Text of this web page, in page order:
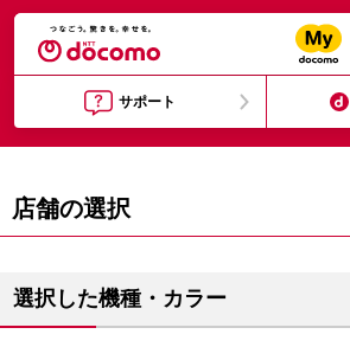
サポート
店舗の選択
選択した機種・カラー